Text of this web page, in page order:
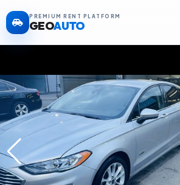
PREMIUM RENT PLATFORM
GEOAUTO